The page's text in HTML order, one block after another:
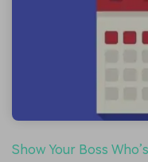
Show Your Boss